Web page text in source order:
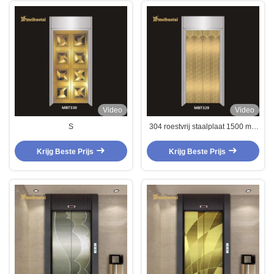
Video
S
Krijg Beste Prijs
Video
304 roestvrij staalplaat 1500 mm
Dikte
Krijg Beste Prijs